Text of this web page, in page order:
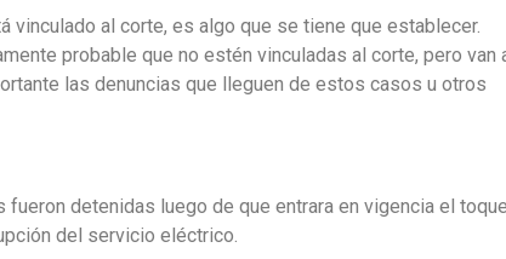
al corte, es algo que se tiene que establecer.
probable que no estén vinculadas al corte, pero van
las denuncias que lleguen de estos casos u otros
fueron detenidas luego de que entrara en vigencia el toque
del servicio eléctrico.